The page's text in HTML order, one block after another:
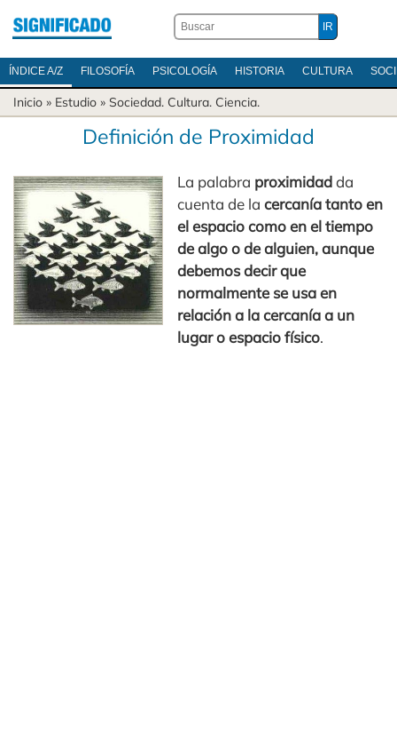
ÍNDICE A/Z FILOSOFÍA PSICOLOGÍA HISTORIA CULTURA
Inicio » Estudio » Sociedad. Cultura. Ciencia.
Definición de Proximidad
La palabra proximidadda
cuenta de lacercanía tanto en
el espacio como en el tiempo
de algo o de alguien, aunque
debemos decir que
normalmente se usa en
relación a la cercanía a un
lugar o espacio físico.